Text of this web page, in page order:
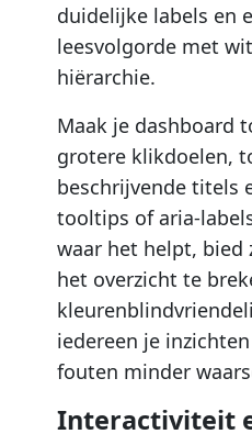
duidelijke labels en
leesvolgorde met
hiërarchie.
Maak je dashboard
grotere klikdoelen,
beschrijvende titels
tooltips of aria-
waar het helpt, bied
het overzicht te
iedereen je
fouten minder
Interactiviteit